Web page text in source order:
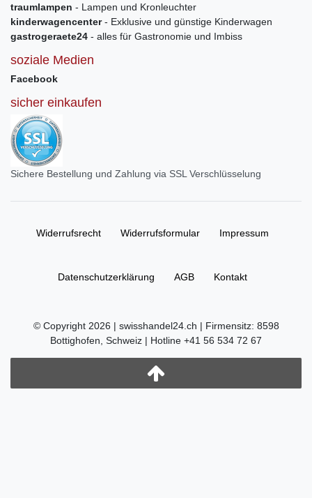
traumlampen - Lampen und Kronleuchter
kinderwagencenter- Exklusive und günstige Kinderwagen
gastrogeraete24 - alles für Gastronomie und Imbiss
soziale Medien
Facebook
sicher einkaufen
Sichere Bestellung und Zahlung via SSL Verschlüsselung
Widerrufs­recht Widerrufs­formular Impressum
Daten­schutz­erklärung AGB Kontakt
© Copyright 2026 | swisshandel24.ch | Firmensitz: 8598
Bottighofen, Schweiz | Hotline +41 56 534 72 67